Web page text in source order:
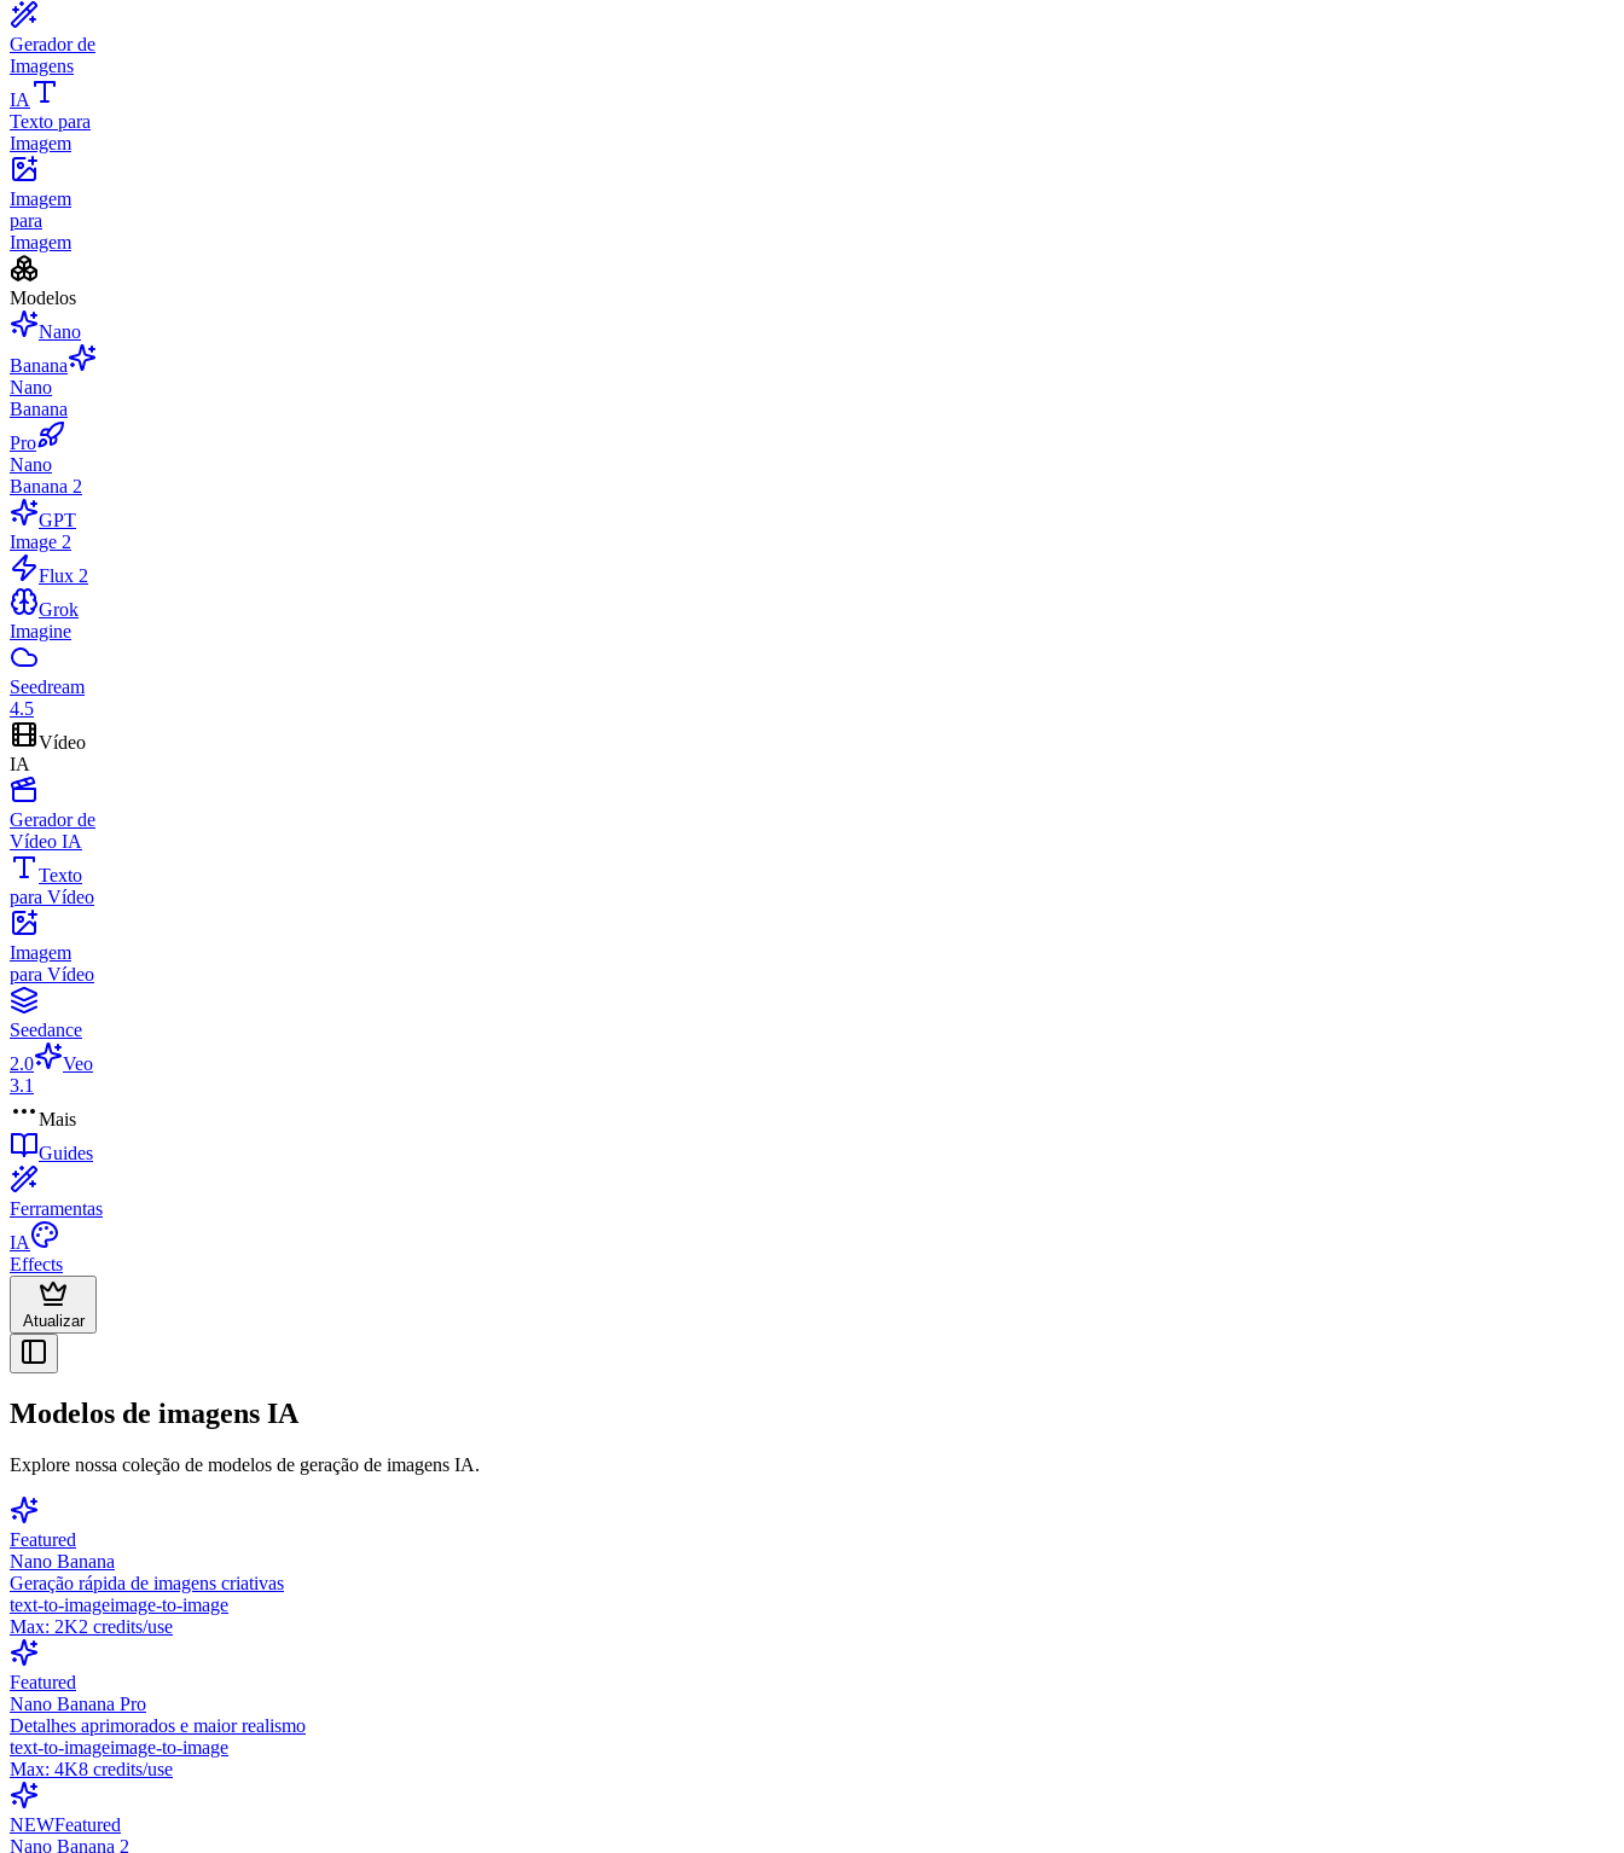
Gerador de
Imagens
IA
Texto para
Imagem
Imagem
para
Imagem
Modelos
Nano
Banana
Nano
Banana
Pro
Nano
Banana 2
GPT
Image 2
Flux 2
Grok
Imagine
Seedream
4.5
Vídeo
IA
Gerador de
Vídeo IA
Texto
para Vídeo
Imagem
para Vídeo
Seedance
2.0
Veo
3.1
Mais
Guides
Ferramentas
IA
Effects
Atualizar
Modelos de imagens IA
Explore nossa coleção de modelos de geração de imagens IA.
Featured
Nano Banana
Geração rápida de imagens criativas
text-to-imageimage-to-image
Max: 2K2 credits/use
Featured
Nano Banana Pro
Detalhes aprimorados e maior realismo
text-to-imageimage-to-image
Max: 4K8 credits/use
NEWFeatured
Nano Banana 2